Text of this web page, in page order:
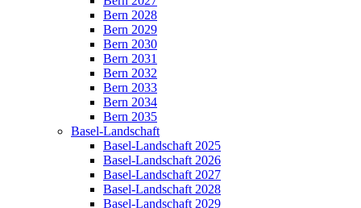
Bern 2028
Bern 2029
Bern 2030
Bern 2031
Bern 2032
Bern 2033
Bern 2034
Bern 2035
Basel-Landschaft
Basel-Landschaft 2025
Basel-Landschaft 2026
Basel-Landschaft 2027
Basel-Landschaft 2028
Basel-Landschaft 2029